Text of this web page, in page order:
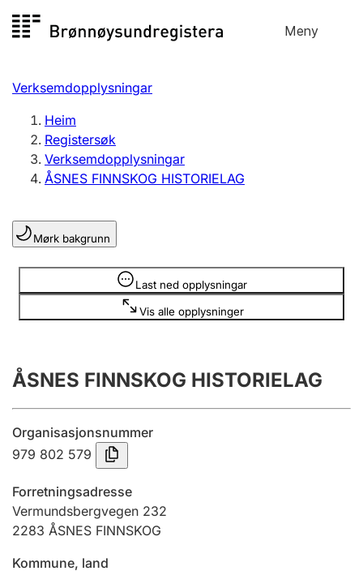
til
Meny
Registersøk
Aksjeselskap
Enkeltpersonføretak
Registrere, endre, slette
Lag og foreining
Registrere, endre, slette
Årsrekneskap
Innsending og forseinkingsgebyr
Jeger
Verksemdopplysningar
Heim
Registersøk
Verksemdopplysningar
ÅSNES FINNSKOG HISTORIELAG
Mørk bakgrunn
Last ned opplysningar
Vis alle opplysninger
Opplysninger er skjult
ÅSNES FINNSKOG HISTORIELAG
Organisasjonsnummer
979 802 579
Forretningsadresse
Vermundsbergvegen 232
2283 ÅSNES FINNSKOG
Kommune, land